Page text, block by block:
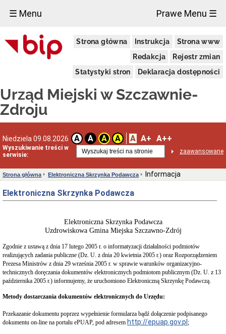
☰ Menu Prawe Menu ☰
Strona główna Instrukcja
Strona www
Redakcja
Rejestr zmian
Statystyki stron
Deklaracja dostępności
Urząd Miejski w Szczawnie-
Zdroju
Niedziela 09.08.2026 A A A A A A+ A++
Wyszukiwanie treści w
serwisie:
zaawansowane
Urząd
Miejski
Aktualności
Dni
i
godziny
otwarcia
telefonów
Kierownictwo
Statut
i
struktura
Urzędu
Interpretacje
Ogłoszenia
o
naborze
pracowników
obwieszczenia,
informacje
innych
instytucji
Strona główna Elektroniczna Skrzynka Podawcza Informacja
Elektroniczna Skrzynka Podawcza
Elektroniczna Skrzynka Podawcza
Uzdrowiskowa Gmina Miejska Szczawno-Zdrój
Zgodnie z ustawą z dnia 17 lutego 2005 r. o informatyzacji działalności podmiotów
realizujących zadania publiczne (Dz. U. z dnia 20 kwietnia 2005 r.) oraz Rozporządzeniem
Prezesa Ministrów z dnia 29 września 2005 r. w sprawie warunków organizacyjno-
technicznych doręczania dokumentów elektronicznych podmiotom publicznym (Dz. U. z 13
października 2005 r.) informujemy, że uruchomiono Elektroniczną Skrzynkę Podawczą.
Metody dostarczania dokumentów elektronicznych do Urzędu:
Przekazanie dokumentu poprzez wypełnienie formularza bądź dołączenie podpisanego
dokumentu on-line na portalu ePUAP, pod adresem http://epuap.gov.pl ;
×